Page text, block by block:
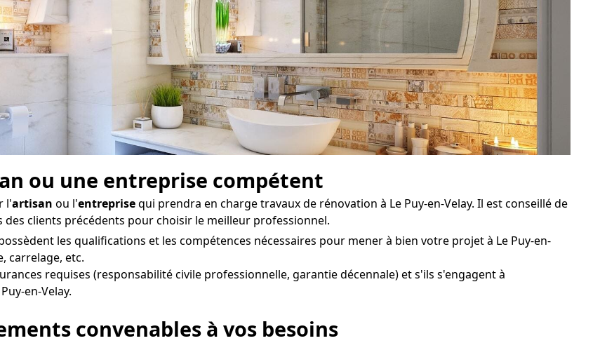
ou une entreprise compétent
l'artisan ou l'entreprisequi prendra en charge travaux de rénovation à Le Puy-en-Velay. Il est conseillé de
clients précédents pour choisir le meilleur professionnel.
les qualifications et les compétences nécessaires pour mener à bien votre projet à Le Puy-en-
carrelage, etc.
requises (responsabilité civile professionnelle, garantie décennale) et s'ils s'engagent à
en-Velay.
convenables à vos besoins